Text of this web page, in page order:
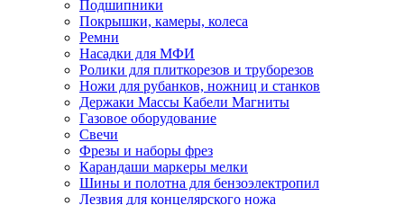
Подшипники
Покрышки, камеры, колеса
Ремни
Насадки для МФИ
Ролики для плиткорезов и труборезов
Ножи для рубанков, ножниц и станков
Держаки Массы Кабели Магниты
Газовое оборудование
Свечи
Фрезы и наборы фрез
Карандаши маркеры мелки
Шины и полотна для бензоэлектропил
Лезвия для концелярского ножа